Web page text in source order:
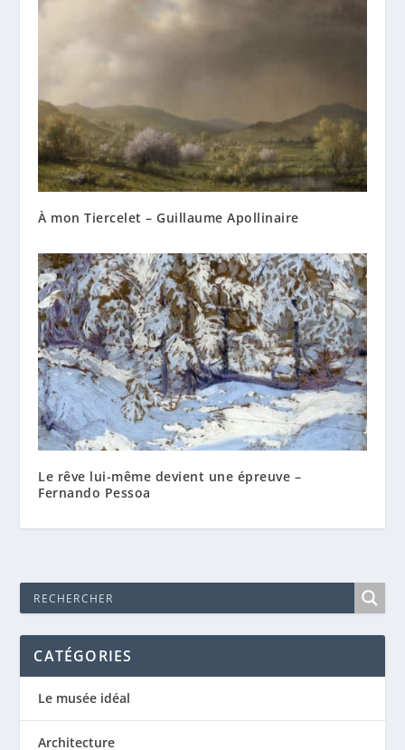
À mon Tiercelet – Guillaume Apollinaire
Le rêve lui-même devient une épreuve –
Fernando Pessoa
CATÉGORIES
Le musée idéal
Architecture